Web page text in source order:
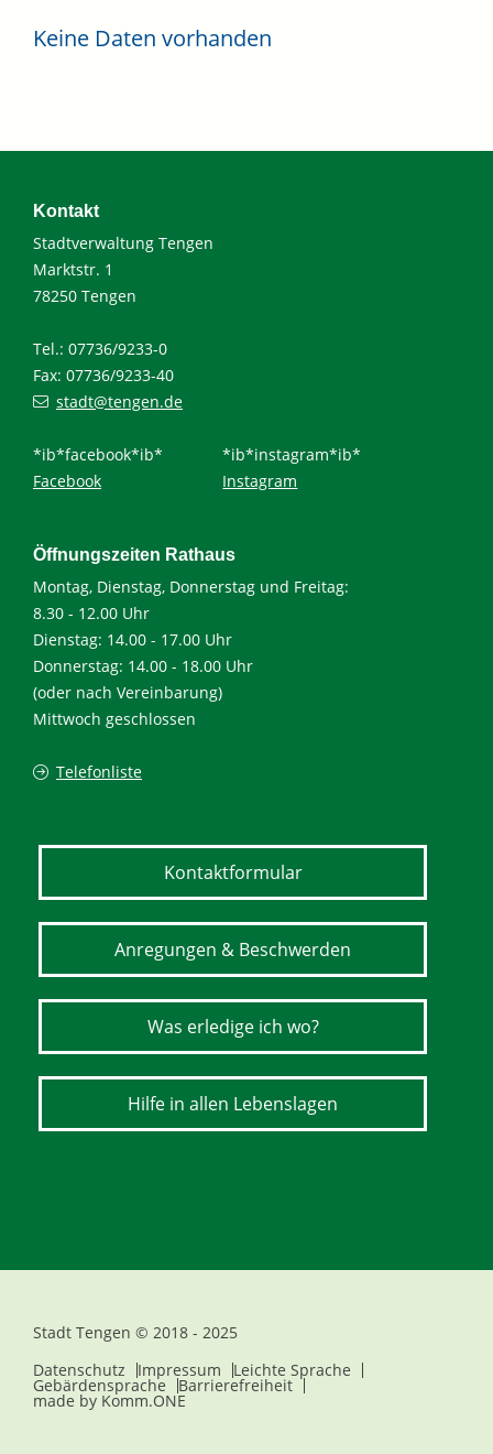
Keine Daten vorhanden
Kontakt
Stadtverwaltung Tengen
Marktstr. 1
78250 Tengen
Tel.: 07736/9233-0
Fax: 07736/9233-40
stadt@tengen.de
*ib*facebook*ib*
Facebook
*ib*instagram*ib*
Instagram
Öffnungszeiten Rathaus
Montag, Dienstag, Donnerstag und Freitag:
8.30 - 12.00 Uhr
Dienstag: 14.00 - 17.00 Uhr
Donnerstag: 14.00 - 18.00 Uhr
(oder nach Vereinbarung)
Mittwoch geschlossen
Telefonliste
Kontaktformular
Anregungen & Beschwerden
Was erledige ich wo?
Hilfe in allen Lebenslagen
Stadt Tengen © 2018 - 2025
Datenschutz
Impressum Leichte Sprache
Gebärdensprache Barrierefreiheit
made by Komm.ONE